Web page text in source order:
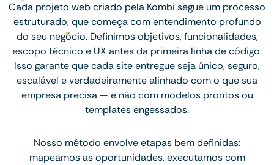
Cada projeto web criado pela Kombi segue um processo
estruturado, que começa com entendimento profundo
do seu negócio. Definimos objetivos, funcionalidades,
escopo técnico e UX antes da primeira linha de código.
Isso garante que cada site entregue seja único, seguro,
escalável e verdadeiramente alinhado com o que sua
empresa precisa — e não com modelos prontos ou
templates engessados.
Nosso método envolve etapas bem definidas:
mapeamos as oportunidades, executamos com